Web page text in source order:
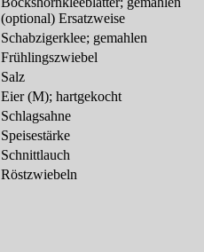
(optional) Ersatzweise
Schabzigerklee; gemahlen
Frühlingszwiebel
Salz
Eier (M); hartgekocht
Schlagsahne
Speisestärke
Schnittlauch
Röstzwiebeln